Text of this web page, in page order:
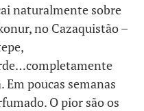
naturalmente sobre
no Cazaquistão –
Em poucas semanas
O pior são os